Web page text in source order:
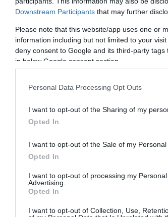
Downstream Participants that may further
Please note that this website/app uses one or
information including but not limited to your
deny consent to Google and its third-party
in below Google consent section.
Personal Data Processing Opt Outs
I want to opt-out of the Sharing of my
Opted In
I want to opt-out of the Sale of my Personal
Opted In
I want to opt-out of processing my
Advertising.
Opted In
I want to opt-out of Collection, Use,
aspects les plus importants des
et la vitalité de votre peau.